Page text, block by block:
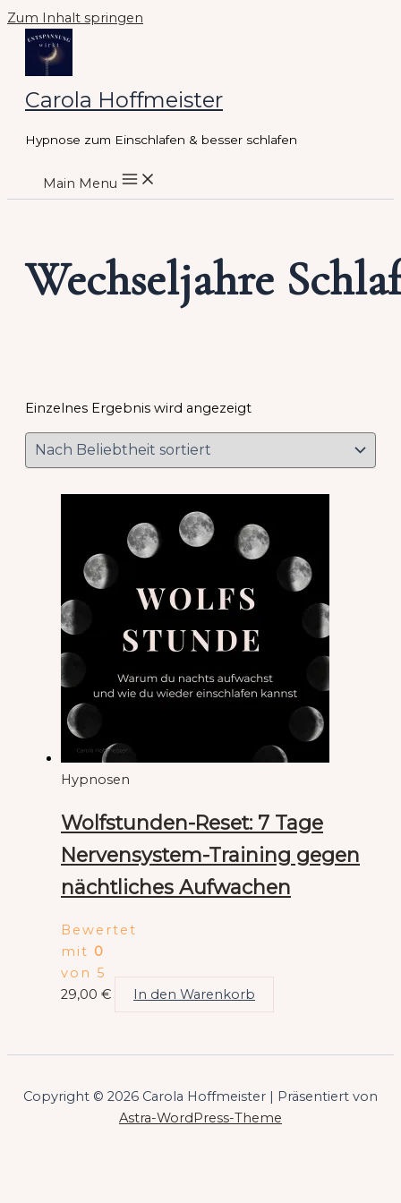
Zum Inhalt springen
Carola Hoffmeister
Hypnose zum Einschlafen & besser schlafen
Main Menu
Wechseljahre Schlaf
Einzelnes Ergebnis wird angezeigt
Hypnosen
Wolfstunden-Reset: 7 Tage
Nervensystem-Training gegen
nächtliches Aufwachen
Bewertet
mit 0
von 5
29,00 € In den Warenkorb
Copyright © 2026 Carola Hoffmeister | Präsentiert von
Astra-WordPress-Theme